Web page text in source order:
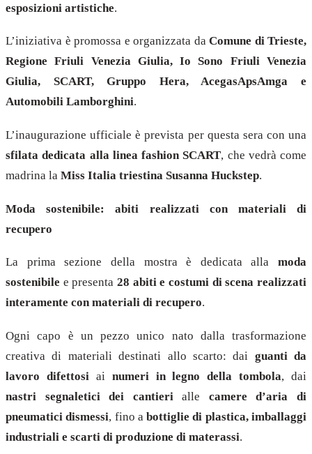
esposizioni artistiche.
L’iniziativa è promossa e organizzata da Comune di Trieste,
Regione Friuli Venezia Giulia, Io Sono Friuli Venezia
Giulia, SCART, Gruppo Hera, AcegasApsAmga e
Automobili Lamborghini.
L’inaugurazione ufficiale è prevista per questa sera con una
sfilata dedicata alla linea fashion SCART, che vedrà come
madrina la Miss Italia triestina Susanna Huckstep.
Moda sostenibile: abiti realizzati con materiali di
recupero
La prima sezione della mostra è dedicata alla moda
sostenibile e presenta 28 abiti e costumi di scena realizzati
interamente con materiali di recupero.
Ogni capo è un pezzo unico nato dalla trasformazione
creativa di materiali destinati allo scarto: dai guanti da
lavoro difettosiai numeri in legno della tombola, dai
nastri segnaletici dei cantierialle camere d’aria di
pneumatici dismessi, fino abottiglie di plastica, imballaggi
industriali e scarti di produzione di materassi.